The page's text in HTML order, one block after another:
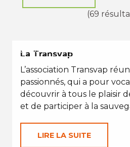
(69
VACANCES D'ÉTÉ
La Transvap
L’association Transvap
passionnés, qui a pour
découvrir à tous le plaisir
et de participer à la
LIRE LA SUITE